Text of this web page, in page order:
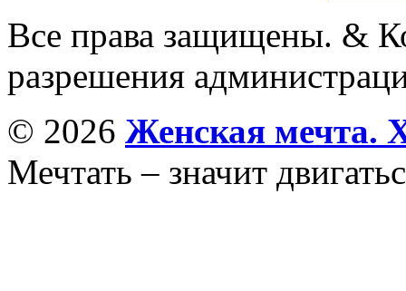
Все права защищены. &
разрешения
© 2026 Женская мечта.
Мечтать – значит